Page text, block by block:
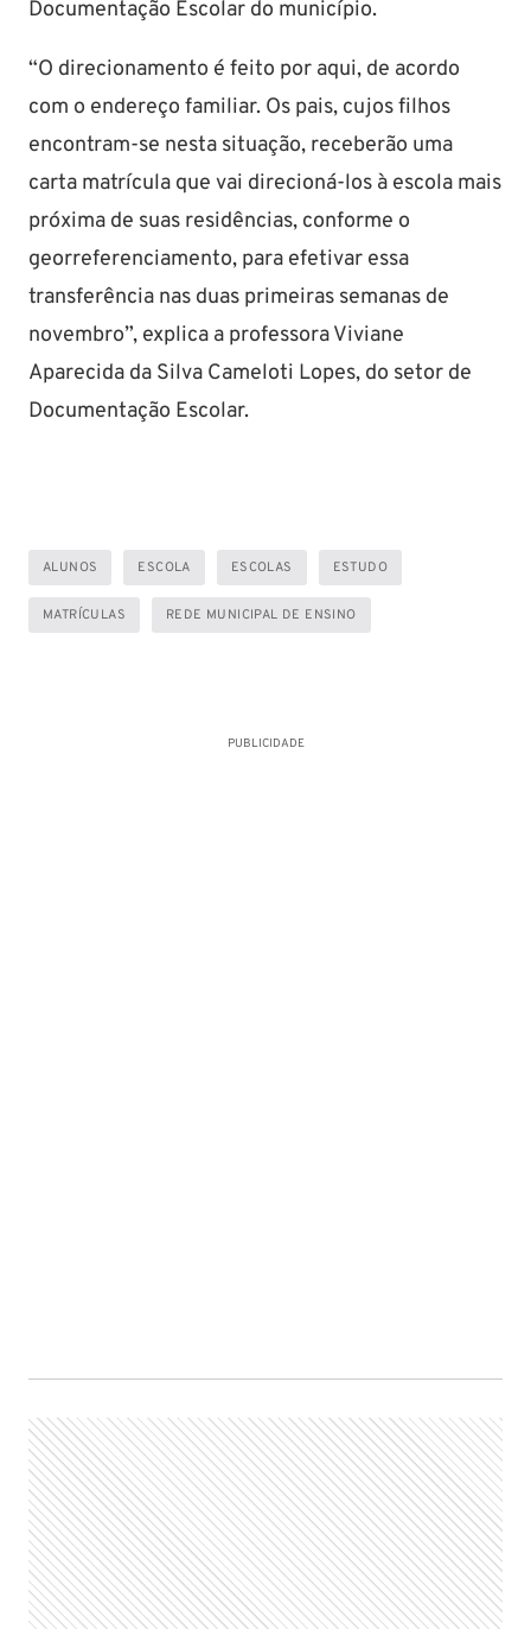
Documentação Escolar do município.
“O direcionamento é feito por aqui, de acordo
com o endereço familiar. Os pais, cujos filhos
encontram-se nesta situação, receberão uma
carta matrícula que vai direcioná-los à escola mais
próxima de suas residências, conforme o
georreferenciamento, para efetivar essa
transferência nas duas primeiras semanas de
novembro”, explica a professora Viviane
Aparecida da Silva Cameloti Lopes, do setor de
Documentação Escolar.
ALUNOS ESCOLA ESCOLAS ESTUDO
MATRÍCULAS REDE MUNICIPAL DE ENSINO
PUBLICIDADE